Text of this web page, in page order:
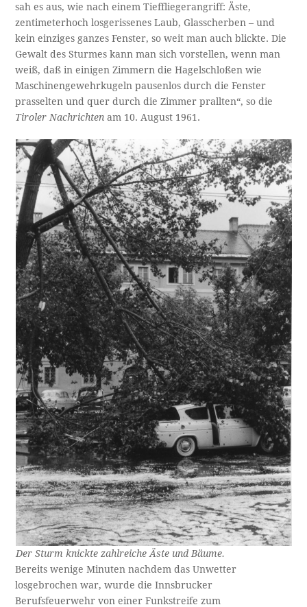
sah es aus, wie nach einem Tieffliegerangriff: Äste,
zentimeterhoch losgerissenes Laub, Glasscherben – und
kein einziges ganzes Fenster, so weit man auch blickte. Die
Gewalt des Sturmes kann man sich vorstellen, wenn man
weiß, daß in einigen Zimmern die Hagelschloßen wie
Maschinengewehrkugeln pausenlos durch die Fenster
prasselten und quer durch die Zimmer prallten“, so die
Tiroler Nachrichten am 10. August 1961.
Der Sturm knickte zahlreiche Äste und Bäume.
Bereits wenige Minuten nachdem das Unwetter
losgebrochen war, wurde die Innsbrucker
Berufsfeuerwehr von einer Funkstreife zum